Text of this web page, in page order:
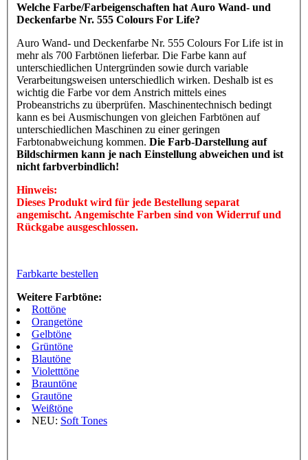
Welche Farbe/Farbeigenschaften hat Auro Wand- und
Deckenfarbe Nr. 555 Colours For Life?
Auro Wand- und Deckenfarbe Nr. 555 Colours For Life ist in
mehr als 700 Farbtönen lieferbar. Die Farbe kann auf
unterschiedlichen Untergründen sowie durch variable
Verarbeitungsweisen unterschiedlich wirken. Deshalb ist es
wichtig die Farbe vor dem Anstrich mittels eines
Probeanstrichs zu überprüfen. Maschinentechnisch bedingt
kann es bei Ausmischungen von gleichen Farbtönen auf
unterschiedlichen Maschinen zu einer geringen
Farbtonabweichung kommen. Die Farb-Darstellung auf
Bildschirmen kann je nach Einstellung abweichen und ist
nicht farbverbindlich!
Hinweis:
Dieses Produkt wird für jede Bestellung separat
angemischt. Angemischte Farben sind von Widerruf und
Rückgabe ausgeschlossen.
Farbkarte bestellen
Weitere Farbtöne:
Rottöne
Orangetöne
Gelbtöne
Grüntöne
Blautöne
Violetttöne
Brauntöne
Grautöne
Weißtöne
NEU: Soft Tones